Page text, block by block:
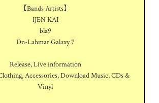
【Bands Artists】
IJEN KAI
bla9
Dn-Lahmar Galaxy 7
Release, Live information
Accessories, Download Music, CDs &
Vinyl